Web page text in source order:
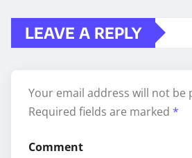
LEAVE A REPLY
Your email address will not be
Required fields are marked *
Comment